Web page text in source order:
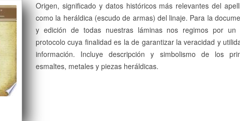
Origen, significado y datos históricos más relevantes del
como la heráldica (escudo de armas) del linaje. Para la
y edición de todas nuestras láminas nos regimos por un
protocolo cuya finalidad es la de garantizar la veracidad y
información. Incluye descripción y simbolismo de los
esmaltes, metales y piezas heráldicas.